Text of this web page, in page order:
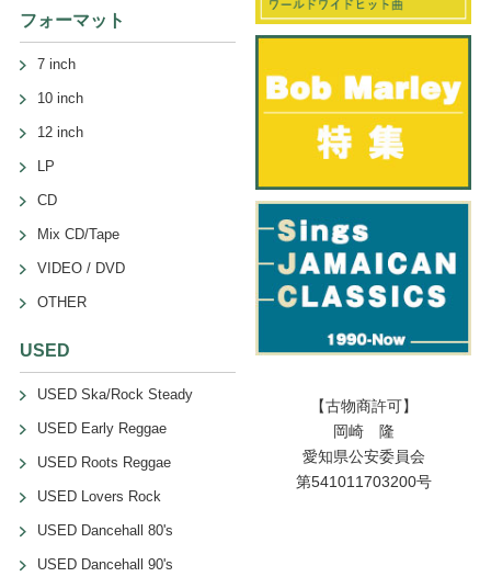
フォーマット
7 inch
10 inch
12 inch
LP
CD
Mix CD/Tape
VIDEO / DVD
OTHER
USED
USED Ska/Rock Steady
USED Early Reggae
USED Roots Reggae
USED Lovers Rock
USED Dancehall 80's
USED Dancehall 90's
【古物商許可】
岡崎 隆
愛知県公安委員会
第541011703200号